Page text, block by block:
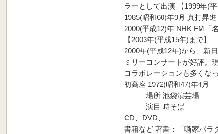
ラーとして出演 【1999年(
1985(昭和60)年9月 真打昇
2000(平成12)年 NHK FM「
【2003年(平成15年)まで】
2000年(平成12年)から、新
ミリーコンサートが好評。
コラボレーションも多くな
初高座 1972(昭和47)年4月
場所 池袋演芸場
演目 時そば
CD、DVD、
書籍など 著書：「噺家パ